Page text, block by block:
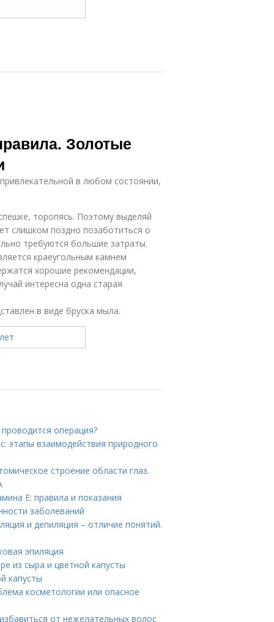
Золотые
в любом состоянии,
торопясь. Поэтому выделяй
слишком поздно позаботиться о
требуются большие затраты.
краеугольным камнем
хорошие рекомендации,
интересна одна старая
в виде бруска мыла.
операция?
этапы взаимодействия природного
строение области глаз.
E: правила и показания
заболеваний
и депиляция – отличие понятий.
эпиляция
из сыра и цветной капусты
капусты
косметологии или опасное
от нежелательных волос